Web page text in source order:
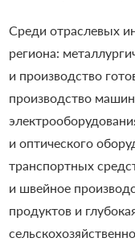
Среди отраслевых
региона:
и производство
производство
и оптического
транспортных
и швейное
продуктов и